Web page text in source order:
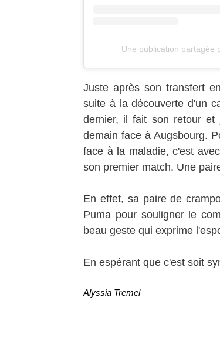
Une publication
Juste après son transfert
suite à la découverte d'un
dernier, il fait son retour et
demain face à Augsbourg.
face à la maladie, c'est
son premier match. Une
En effet, sa paire de
Puma pour souligner le
beau geste qui exprime
En espérant que c'est soit
Alyssia Tremel